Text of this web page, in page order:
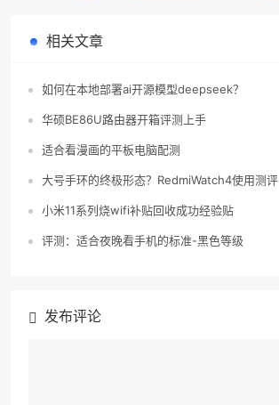
相关文章
如何在本地部署ai开源模型deepseek？
华硕BE86U路由器开箱评测上手
适合看漫画的平板电脑配测
大号手环的终极形态？RedmiWatch4使用测评
小米11系列烧wifi补贴回收成功经验贴
评测：适合夜晚看手机的标准-黑色等级
发布评论